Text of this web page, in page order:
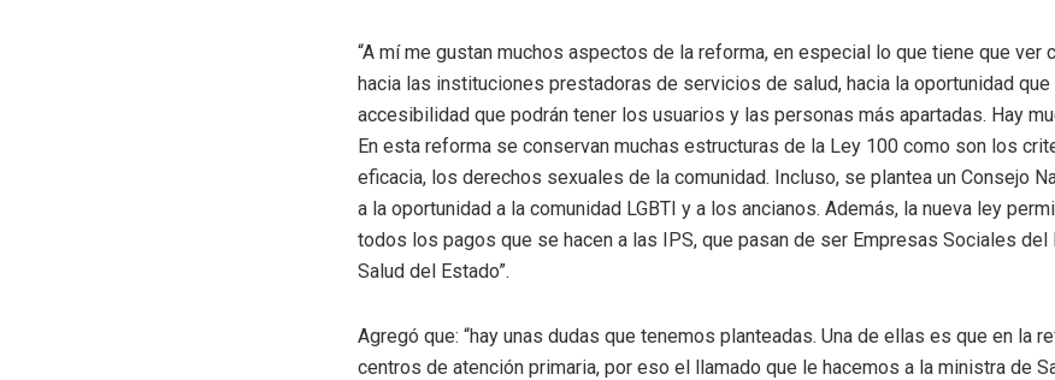
“A mí me gustan muchos aspectos de la reforma, en especial lo que tiene que ver
hacia las instituciones prestadoras de servicios de salud, hacia la oportunidad
accesibilidad que podrán tener los usuarios y las personas más apartadas. Hay
En esta reforma se conservan muchas estructuras de la Ley 100 como son los
eficacia, los derechos sexuales de la comunidad. Incluso, se plantea un Consejo
a la oportunidad a la comunidad LGBTI y a los ancianos. Además, la nueva ley
todos los pagos que se hacen a las IPS, que pasan de ser Empresas Sociales
Salud del Estado”.
Agregó que: “hay unas dudas que tenemos planteadas. Una de ellas es que en la
centros de atención primaria, por eso el llamado que le hacemos a la ministra de